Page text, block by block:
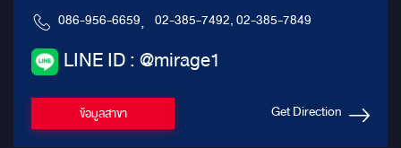
086-956-6659, 02-385-7492, 02-385-7849
LINE ID : @mirage1
ข้อมูลสาขา Get Direction